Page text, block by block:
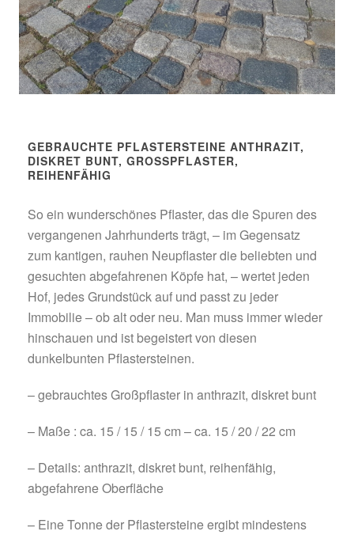
GEBRAUCHTE PFLASTERSTEINE ANTHRAZIT,
DISKRET BUNT, GROSSPFLASTER, R
EIHENFÄHIG
So ein wunderschönes Pflaster, das die Spuren des
vergangenen Jahrhunderts trägt, – im Gegensatz
zum kantigen, rauhen Neupflaster die beliebten und
gesuchten abgefahrenen Köpfe hat, – wertet jeden
Hof, jedes Grundstück auf und passt zu jeder
Immobilie – ob alt oder neu. Man muss immer wieder
hinschauen und ist begeistert von diesen
dunkelbunten Pflastersteinen.
– gebrauchtes Großpflaster in anthrazit, diskret bunt
– Maße : ca. 15 / 15 / 15 cm – ca. 15 / 20 / 22 cm
– Details: anthrazit, diskret bunt, reihenfähig,
abgefahrene Oberfläche
– Eine Tonne der Pflastersteine ergibt mindestens